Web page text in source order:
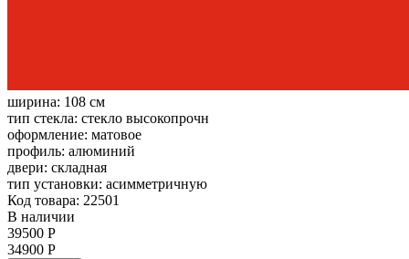
ширина: 108 см
тип стекла: стекло высокопрочн
оформление: матовое
профиль: алюминий
двери: складная
тип установки: асимметричную
Код товара: 22501
В наличии
39500 Р
34900 Р